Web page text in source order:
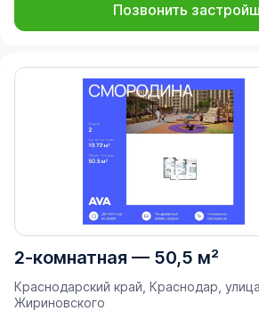
Позвонить
2-комнатная — 50,5 м²
Краснодарский край, Краснодар,
Жириновского